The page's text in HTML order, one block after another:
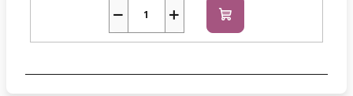
+
− Do
košíku